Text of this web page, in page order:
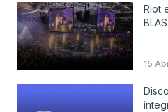
Riot
15